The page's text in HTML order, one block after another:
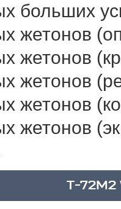
больших
жетонов
жетонов
жетонов
жетонов
жетонов
T-72M2